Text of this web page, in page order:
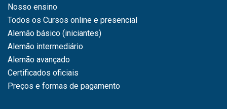
Nosso ensino
Todos os Cursos online e presencial
Alemão básico (iniciantes)
Alemão intermediário
Alemão avançado
Certificados oficiais
Preços e formas de pagamento